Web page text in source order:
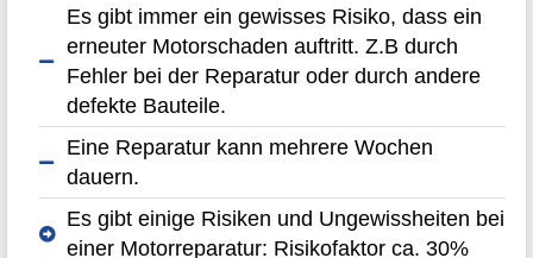
Es gibt immer ein gewisses Risiko, dass ein
erneuter Motorschaden auftritt. Z.B durch
Fehler bei der Reparatur oder durch andere
defekte Bauteile.
Eine Reparatur kann mehrere Wochen
dauern.
Es gibt einige Risiken und Ungewissheiten bei
einer Motorreparatur: Risikofaktor ca. 30%